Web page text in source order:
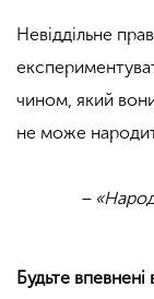
Невіддільне
чином, який
не може
–
Будьте впевнені